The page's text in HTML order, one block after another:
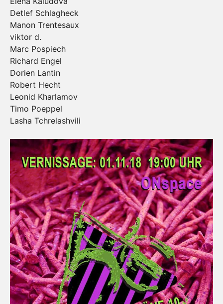
Detlef Schlagheck
Manon Trentesaux
viktor d.
Marc Pospiech
Richard Engel
Dorien Lantin
Robert Hecht
Leonid Kharlamov
Timo Poeppel
Lasha Tchrelashvili